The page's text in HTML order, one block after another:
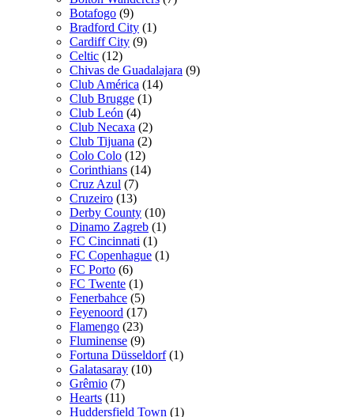
Botafogo (9)
Bradford City (1)
Cardiff City (9)
Celtic (12)
Chivas de Guadalajara (9)
Club América (14)
Club Brugge (1)
Club León (4)
Club Necaxa (2)
Club Tijuana (2)
Colo Colo (12)
Corinthians (14)
Cruz Azul (7)
Cruzeiro (13)
Derby County (10)
Dinamo Zagreb (1)
FC Cincinnati (1)
FC Copenhague (1)
FC Porto (6)
FC Twente (1)
Fenerbahce (5)
Feyenoord (17)
Flamengo (23)
Fluminense (9)
Fortuna Düsseldorf (1)
Galatasaray (10)
Grêmio (7)
Hearts (11)
Huddersfield Town (1)